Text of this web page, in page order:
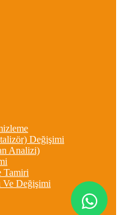
Değişimi
Analizi)
Tamiri
Ve Değişimi